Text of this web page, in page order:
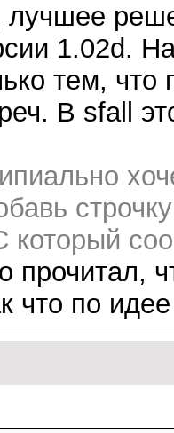
1.02d.
тем, что
В sfall
который
прочитал,
что по